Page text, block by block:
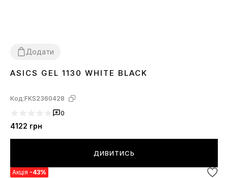
Додати
37 38394041 44
ASICS GEL 1130 WHITE BLACK
Код:FKS2360428
0
4122 грн
ДИВИТИСЬ
Акція -43%